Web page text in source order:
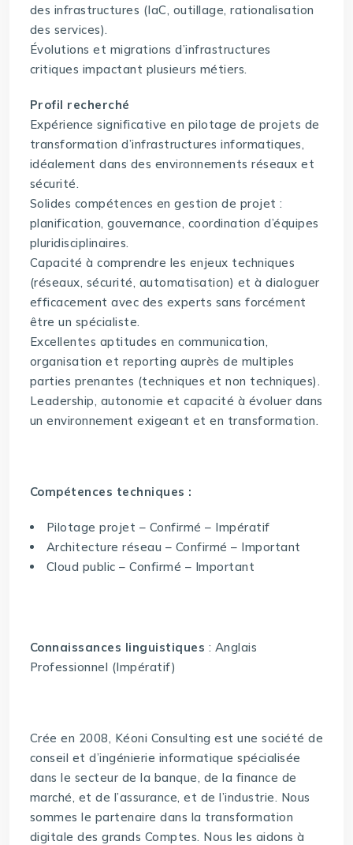
des infrastructures (IaC, outillage, rationalisation
des services).
Évolutions et migrations d’infrastructures
critiques impactant plusieurs métiers.
Profil recherché
Expérience significative en pilotage de projets de
transformation d’infrastructures informatiques,
idéalement dans des environnements réseaux et
sécurité.
Solides compétences en gestion de projet :
planification, gouvernance, coordination d’équipes
pluridisciplinaires.
Capacité à comprendre les enjeux techniques
(réseaux, sécurité, automatisation) et à dialoguer
efficacement avec des experts sans forcément
être un spécialiste.
Excellentes aptitudes en communication,
organisation et reporting auprès de multiples
parties prenantes (techniques et non techniques).
Leadership, autonomie et capacité à évoluer dans
un environnement exigeant et en transformation.
Compétences techniques :
Pilotage projet – Confirmé – Impératif
Architecture réseau – Confirmé – Important
Cloud public – Confirmé – Important
Connaissances linguistiques : Anglais
Professionnel (Impératif)
Crée en 2008, Kéoni Consulting est une société de
conseil et d’ingénierie informatique spécialisée
dans le secteur de la banque, de la finance de
marché, et de l’assurance, et de l’industrie. Nous
sommes le partenaire dans la transformation
digitale des grands Comptes. Nous les aidons à